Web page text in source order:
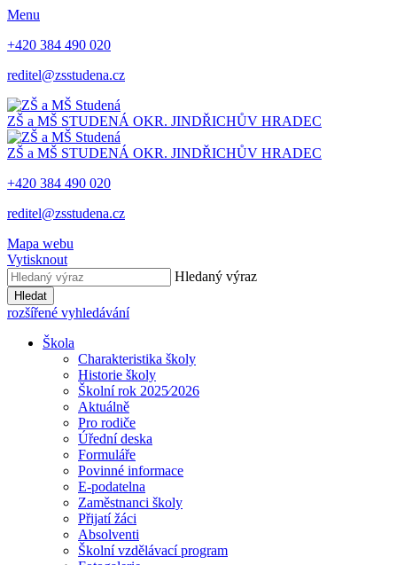
Menu
+420 384 490 020
reditel@zsstudena.cz
ZŠ a MŠ STUDENÁ OKR. JINDŘICHŮV HRADEC
ZŠ a MŠ STUDENÁ OKR. JINDŘICHŮV HRADEC
+420 384 490 020
reditel@zsstudena.cz
Mapa webu
Vytisknout
Hledaný výraz
Hledat
rozšířené vyhledávání
Škola
Charakteristika školy
Historie školy
Školní rok 2025⁄2026
Aktuálně
Pro rodiče
Úřední deska
Formuláře
Povinné informace
E-podatelna
Zaměstnanci školy
Přijatí žáci
Absolventi
Školní vzdělávací program